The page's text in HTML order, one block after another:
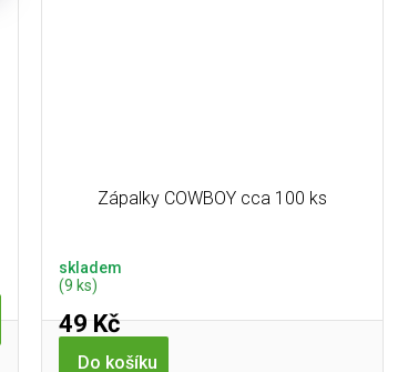
Zápalky COWBOY cca 100 ks
skladem
(9 ks)
49 Kč
Do košíku